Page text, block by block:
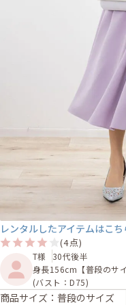
レンタルしたアイテムはこち
(4点)
T様
30代後半
身長156cm【普段のサイ
(バスト：D75)
商品サイズ：普段のサイズ